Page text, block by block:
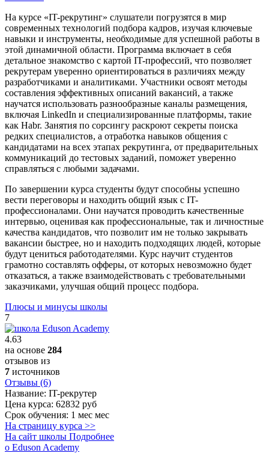
На курсе «IT-рекрутинг» слушатели погрузятся в мир
современных технологий подбора кадров, изучая ключевые
навыки и инструменты, необходимые для успешной работы в
этой динамичной области. Программа включает в себя
детальное знакомство с картой IT-профессий, что позволяет
рекрутерам уверенно ориентироваться в различиях между
разработчиками и аналитиками. Участники освоят методы
составления эффективных описаний вакансий, а также
научатся использовать разнообразные каналы размещения,
включая LinkedIn и специализированные платформы, такие
как Habr. Занятия по сорсингу раскроют секреты поиска
редких специалистов, а отработка навыков общения с
кандидатами на всех этапах рекрутинга, от предварительных
коммуникаций до тестовых заданий, поможет уверенно
справляться с любыми задачами.
По завершении курса студенты будут способны успешно
вести переговоры и находить общий язык с IT-
профессионалами. Они научатся проводить качественные
интервью, оценивая как профессиональные, так и личностные
качества кандидатов, что позволит им не только закрывать
вакансии быстрее, но и находить подходящих людей, которые
будут цениться работодателями. Курс научит студентов
грамотно составлять офферы, от которых невозможно будет
отказаться, а также взаимодействовать с требовательными
заказчиками, улучшая общий процесс подбора.
Плюсы и минусы школы
7
4.63
на основе 284
отзывов из
7 источников
Отзывы (6)
Название: IT-рекрутер
Цена курса: 62832 руб
Срок обучения: 1 мес мес
На страницу курса >>
На сайт школы Подробнее
о Eduson Academy